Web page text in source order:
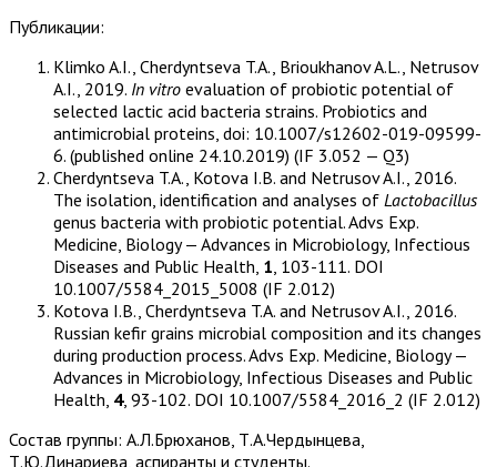
Публикации:
Klimko A.I., Cherdyntseva T.A., Brioukhanov A.L., Netrusov
A.I., 2019. In vitro evaluation of probiotic potential of
selected lactic acid bacteria strains. Probiotics and
antimicrobial proteins, doi: 10.1007/s12602-019-09599-
6. (published online 24.10.2019) (IF 3.052 — Q3)
Cherdyntseva T.A., Kotova I.B. and Netrusov A.I., 2016.
The isolation, identification and analyses of Lactobacillus
genus bacteria with probiotic potential. Advs Exp.
Medicine, Biology — Advances in Microbiology, Infectious
Diseases and Public Health, 1, 103-111. DOI
10.1007/5584_2015_5008 (IF 2.012)
Kotova I.B., Cherdyntseva T.A. and Netrusov A.I., 2016.
Russian kefir grains microbial composition and its changes
during production process. Advs Exp. Medicine, Biology —
Advances in Microbiology, Infectious Diseases and Public
Health, 4, 93-102. DOI 10.1007/5584_2016_2 (IF 2.012)
Состав группы: А.Л.Брюханов, Т.А.Чердынцева,
Т.Ю.Динариева, аспиранты и студенты.